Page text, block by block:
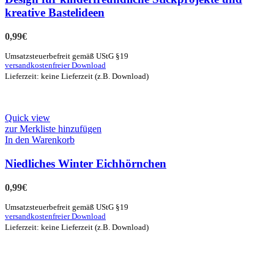
kreative Bastelideen
0,99€
Umsatzsteuerbefreit gemäß UStG §19
versandkostenfreier Download
Lieferzeit: keine Lieferzeit (z.B. Download)
Quick view
zur Merkliste hinzufügen
In den Warenkorb
Niedliches Winter Eichhörnchen
0,99€
Umsatzsteuerbefreit gemäß UStG §19
versandkostenfreier Download
Lieferzeit: keine Lieferzeit (z.B. Download)